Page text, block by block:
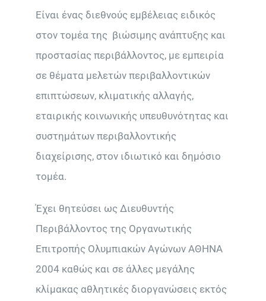
Είναι ένας διεθνούς εμβέλειας ειδικός
στον τομέα της βιώσιμης ανάπτυξης και
προστασίας περιβάλλοντος, με εμπειρία
σε θέματα μελετών περιβαλλοντικών
επιπτώσεων, κλιματικής αλλαγής,
εταιρικής κοινωνικής υπευθυνότητας και
συστημάτων περιβαλλοντικής
διαχείρισης, στον ιδιωτικό και δημόσιο
τομέα.
Έχει θητεύσει ως Διευθυντής
Περιβάλλοντος της Οργανωτικής
Επιτροπής Ολυμπιακών Αγώνων ΑΘΗΝΑ
2004 καθώς και σε άλλες μεγάλης
κλίμακας αθλητικές διοργανώσεις εκτός